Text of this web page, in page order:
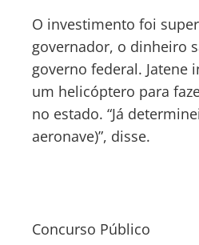
O investimento foi
governador, o dinheiro
governo federal.
um helicóptero para
no estado. “Já
aeronave)”, disse.
Concurso Público